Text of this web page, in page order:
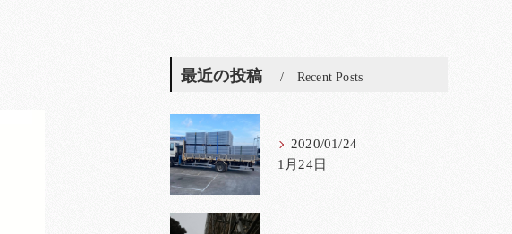
最近の投稿 Recent Posts
2020/01/24
1月24日